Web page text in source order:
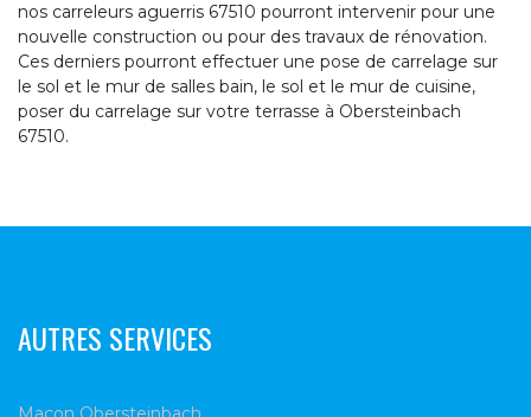
nos carreleurs aguerris 67510 pourront intervenir pour une
nouvelle construction ou pour des travaux de rénovation.
Ces derniers pourront effectuer une pose de carrelage sur
le sol et le mur de salles bain, le sol et le mur de cuisine,
poser du carrelage sur votre terrasse à Obersteinbach
67510.
AUTRES SERVICES